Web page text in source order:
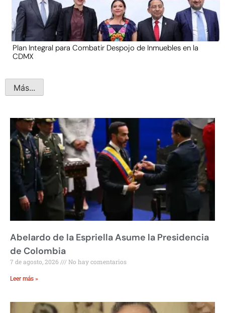
Plan Integral para Combatir Despojo de Inmuebles en la
CDMX
Más...
Abelardo de la Espriella Asume la Presidencia
de Colombia
7 de agosto, 2026 No hay comentarios
Leer más »